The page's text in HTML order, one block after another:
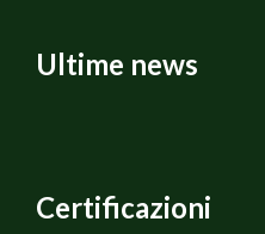
Vino Rosato Alternativa
PREPARAZIONE
carote, metterlo a rosolare
Ultime news
Certificazioni